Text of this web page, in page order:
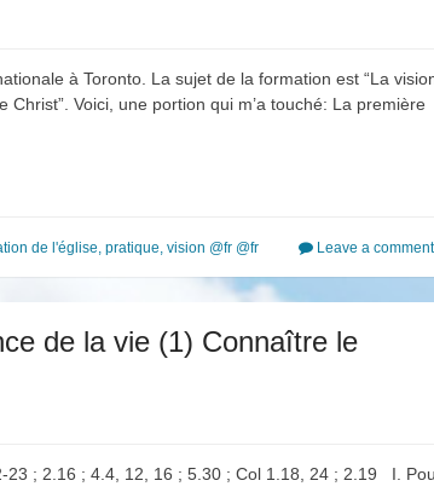
à Toronto. La sujet de la formation est “La
Christ”. Voici, une portion qui m’a touché: La première
de l'église, pratique, vision @fr @fr Leave a comment
de la vie (1) Connaître le
23 ; 2.16 ; 4.4, 12, 16 ; 5.30 ; Col 1.18, 24 ; 2.19 I.